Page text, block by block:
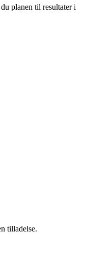
planen til resultater i
tilladelse.